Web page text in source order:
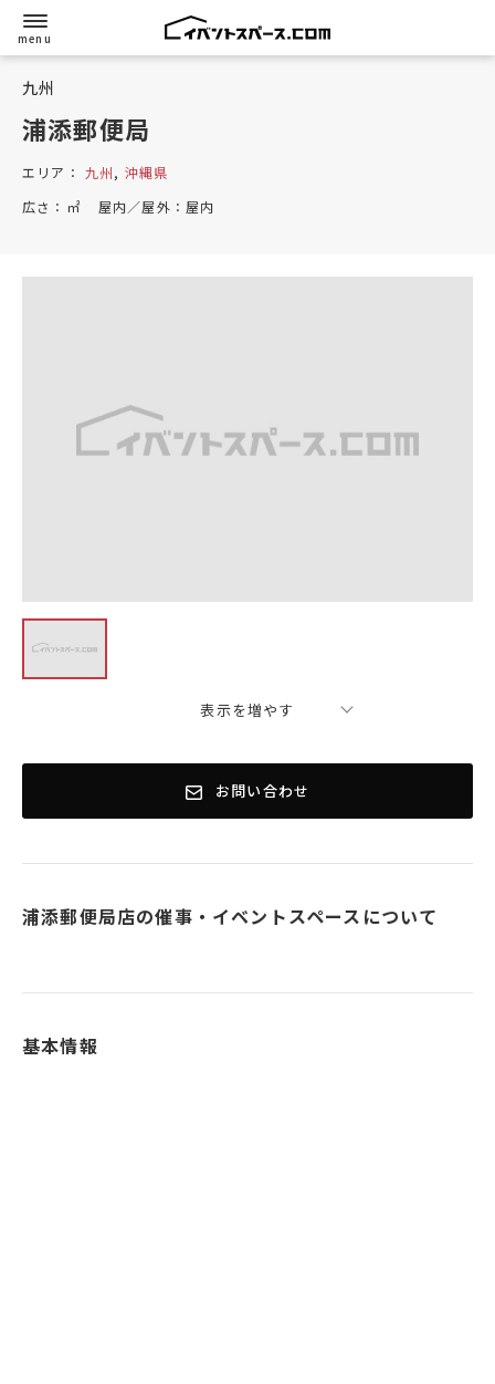
九州
浦添郵便局
エリア： 九州, 沖縄県
広さ： ㎡ 屋内／屋外： 屋内
表示を増やす
お問い合わせ
浦添郵便局店の催事・イベントスペースについて
基本情報